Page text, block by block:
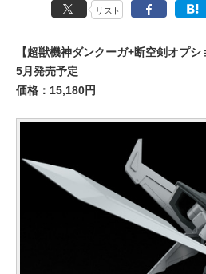
リスト
【超獣機神ダンクーガ+断空剣オプシ
5月発売予定
価格：15,180円